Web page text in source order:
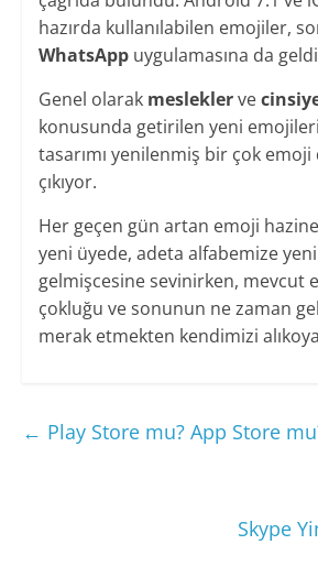
hazırda kullanılabilen emojiler,
WhatsAppuygulamasına da
Genel olarak mesleklerve
konusunda getirilen yeni
tasarımı yenilenmiş bir çok emoji
çıkıyor.
Her geçen gün artan emoji
yeni üyede, adeta alfabemize
gelmişcesine sevinirken, mevcut
çokluğu ve sonunun ne zaman
merak etmekten kendimizi
← Play Store mu? App Store
Skype